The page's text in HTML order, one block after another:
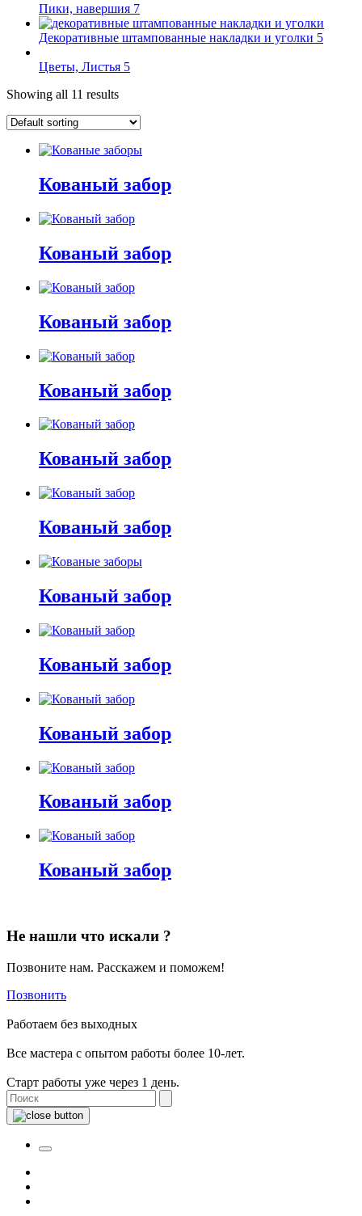
Пики, навершия 7
Декоративные штампованные накладки и уголки 5
Цветы, Листья 5
Showing all 11 results
Кованый забор
Кованый забор
Кованый забор
Кованый забор
Кованый забор
Кованый забор
Кованый забор
Кованый забор
Кованый забор
Кованый забор
Кованый забор
Не нашли что искали ?
Позвоните нам. Расскажем и поможем!
Позвонить
Работаем без выходных
Все мастера с опытом работы более 10-лет.
Старт работы уже через 1 день.